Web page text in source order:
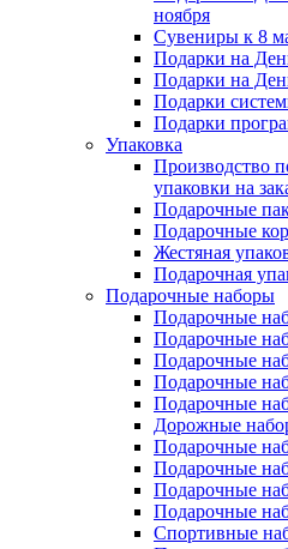
ноября
Сувениры к 8
Подарки на
Подарки на
Подарки
Подарки
Упаковка
Производство
упаковки на
Подарочные
Подарочные
Жестяная
Подарочная
Подарочные наборы
Подарочные
Подарочные
Подарочные
Подарочные
Подарочные
Дорожные
Подарочные
Подарочные
Подарочные
Подарочные
Спортивные